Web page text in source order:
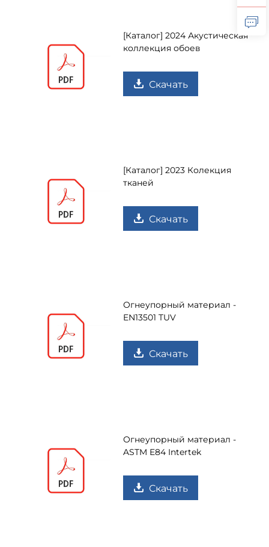
[Каталог] 2024 Акустическая
коллекция обоев
Скачать
[Каталог] 2023 Колекция
тканей
Скачать
Огнеупорный материал -
EN13501 TUV
Скачать
Огнеупорный материал -
ASTM E84 Intertek
Скачать